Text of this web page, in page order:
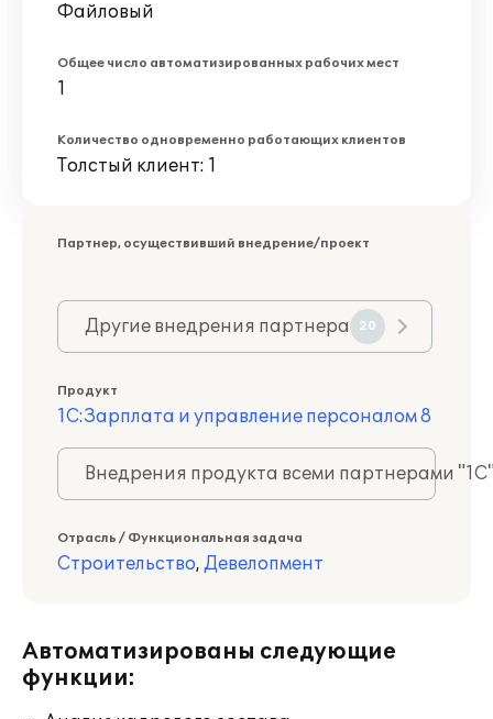
Файловый
Общее число автоматизированных рабочих мест
1
Количество одновременно работающих клиентов
Толстый клиент: 1
Партнер, осуществивший внедрение/проект
Другие внедрения партнера 20
Продукт
1С:Зарплата и управление персоналом 8
Внедрения продукта всеми партнерами
Отрасль / Функциональная задача
Строительство, Девелопмент
Автоматизированы следующие
функции: